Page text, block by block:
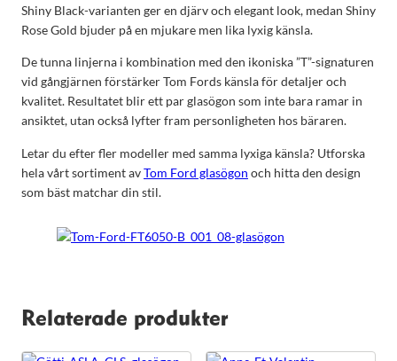
Shiny Black-varianten ger en djärv och elegant look, medan Shiny
Rose Gold bjuder på en mjukare men lika lyxig känsla.
De tunna linjerna i kombination med den ikoniska ”T”-signaturen
vid gångjärnen förstärker Tom Fords känsla för detaljer och
kvalitet. Resultatet blir ett par glasögon som inte bara ramar in
ansiktet, utan också lyfter fram personligheten hos bäraren.
Letar du efter fler modeller med samma lyxiga känsla? Utforska
hela vårt sortiment avTom Ford glasögon och hitta den design
som bäst matchar din stil.
Relaterade produkter